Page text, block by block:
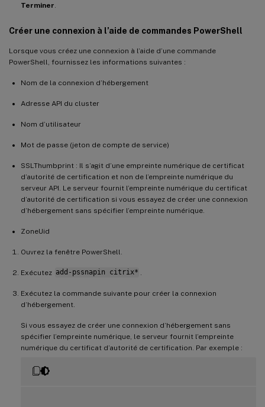
Terminer
Créer une connexion à l’aide de commandes PowerShell
Lorsque vous créez une connexion à l’aide d’une commande
PowerShell, fournissez les informations suivantes :
Nom de la connexion d’hébergement
Adresse API du cluster
Nom d’utilisateur
Mot de passe (jeton de compte de service)
SSLThumbprint : Il s’agit d’une empreinte numérique de certificat
d’autorité de certification et non de l’empreinte numérique du
serveur API. Le serveur fournit l’empreinte numérique du certificat
d’autorité de certification si vous essayez de créer une connexion
d’hébergement sans spécifier l’empreinte numérique.
ZoneUid
Ouvrez la fenêtre PowerShell.
Exécutez add-pssnapin citrix*
Exécutez la commande suivante pour créer la connexion
d’hébergement.
Si vous essayez de créer une connexion d’hébergement sans
spécifier l’empreinte numérique, le serveur fournit l’empreinte
numérique du certificat d’autorité de certification. Par exemple :